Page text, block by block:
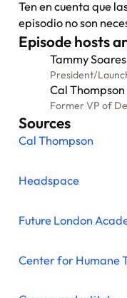
Ten en cuenta que
episodio no son
Episode hosts
Tammy Soares
President/
Cal Thompson
Former VP of
Sources
Cal Thompson
Headspace
Future London
Center for Humane